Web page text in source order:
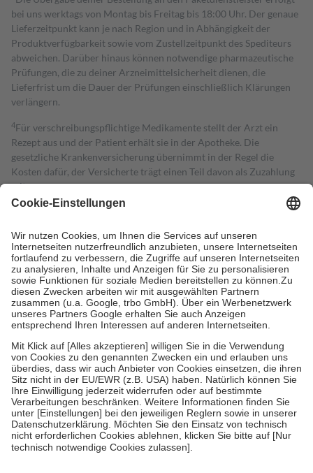
bei uns werktags von Montag bis Freitag bis 18:00 Uhr. Der genaue
Lieferzeitpunkt kann je nach Region und in Abhängigkeit der
Produktverfügbarkeit sowie vom Zustellzeitpunkt des Spediteurs
abweichen. Darüber hinaus können notwendige pharmazeutische
Prüfungen, die zu deiner Arzneimittelsicherheit dienen, die
Lieferfrist um die Dauer der Prüfungen einschließlich Klärungen
verlängern.
4Für verschreibungspflichtige Medikamente stellt der Arzt ein
Rezept aus und der Patient erhält sie in der Apotheke. Die
gesetzliche Krankenversicherung übernimmt in der Regel die
Kosten dafür, der Versicherte trägt einen Teil davon als Zuzahlung
mit.
Grundsätzlich leisten Mitglieder Zuzahlungen in Höhe von zehn
höchstens zehn Euro.
Es sind jedoch nie mehr als die tatsächlichen
Kosten der Leistung zu entrichten.
Diese Regeln gelten grundsätzlich auch für Online-Apotheken.
Bei Heilmitteln und häuslicher Krankenpflege beträgt die
Zuzahlung zehn Prozent der Kosten sowie zehn Euro je
Verordnung.
Um das Engagement der Versicherten für ihre eigene Gesundheit zu
stärken und die besondere Stellung der Familie zu unterstützen,
fallenkeine Zuzahlungenan bei:
• Kindern und Jugendlichen bis zum vollendeten 18. Lebensjahr
mit Ausnahme der Fahrkosten
• Untersuchungen zur Vorsorge und Früherkennung, die von der
GKV getragen werden
• empfohlenen Schutzimpfungen
• Harn- und Blutteststreifen